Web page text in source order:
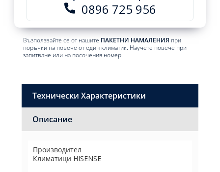
0896 725 956
Възползвайте се от нашите ПАКЕТНИ НАМАЛЕНИЯ при
поръчки на повече от един климатик. Научете повече при
запитване или на посочения номер.
Технически Характеристики
Описание
Производител
Климатици HISENSE